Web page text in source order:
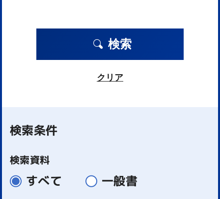
検索
クリア
検索条件
検索資料
すべて
一般書